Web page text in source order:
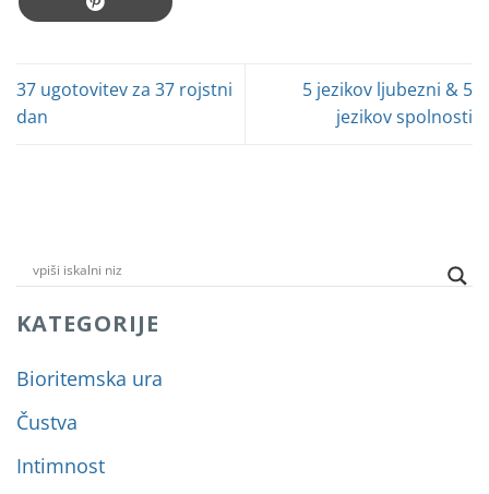
KATEGORIJE
Bioritemska ura
Čustva
Intimnost
37 ugotovitev za 37 rojstni
dan
5 jezikov ljubezni & 5
jezikov spolnosti